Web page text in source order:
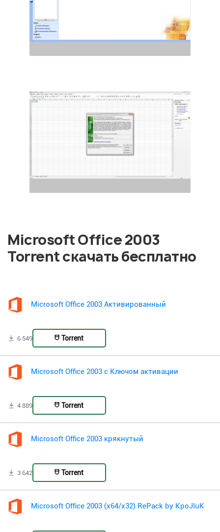
Microsoft Office 2003
Torrent скачать бесплатно
Microsoft Office 2003 Активированный
6 549 Torrent
Microsoft Office 2003 с Ключом активации
4 889 Torrent
Microsoft Office 2003 крякнутый
3 642 Torrent
Microsoft Office 2003 (x64/x32) RePack by KpoJIuK